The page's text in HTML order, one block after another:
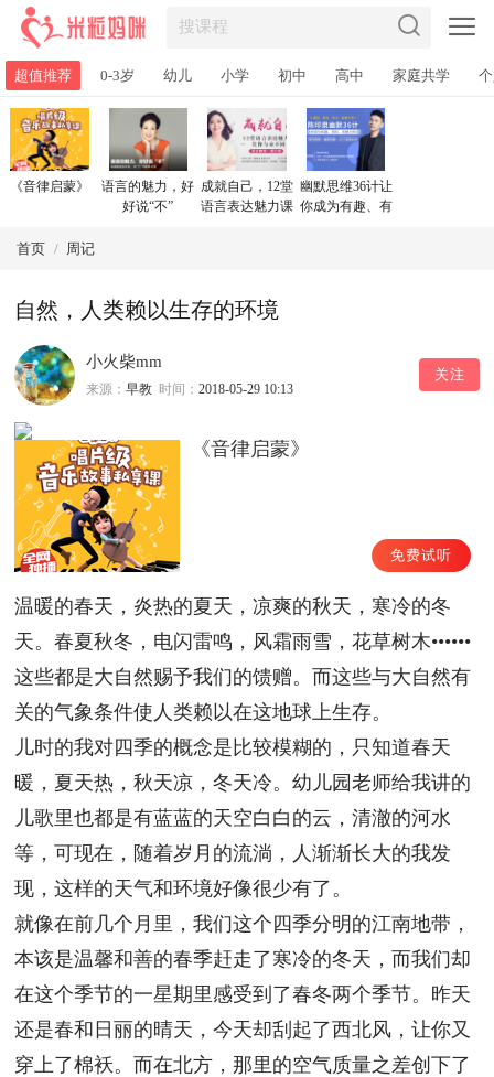
超值推荐 0-3岁 幼儿 小学 初中 高中 家庭共学
《音律启蒙》
语言的魅力，好
好说“不”
成就自己，12堂
语言表达魅力课
幽默思维36计让
你成为有趣、有
首页 / 周记
自然，人类赖以生存的环境
小火柴mm
关注
来源： 早教 时间： 2018-05-29 10:13
《音律启蒙》
免费试听
温暖的春天，炎热的夏天，凉爽的秋天，寒冷的冬
天。春夏秋冬，电闪雷鸣，风霜雨雪，花草树木••••••
这些都是大自然赐予我们的馈赠。而这些与大自然有
关的气象条件使人类赖以在这地球上生存。
儿时的我对四季的概念是比较模糊的，只知道春天
暖，夏天热，秋天凉，冬天冷。幼儿园老师给我讲的
儿歌里也都是有蓝蓝的天空白白的云，清澈的河水
等，可现在，随着岁月的流淌，人渐渐长大的我发
现，这样的天气和环境好像很少有了。
就像在前几个月里，我们这个四季分明的江南地带，
本该是温馨和善的春季赶走了寒冷的冬天，而我们却
在这个季节的一星期里感受到了春冬两个季节。昨天
还是春和日丽的晴天，今天却刮起了西北风，让你又
穿上了棉袄。而在北方，那里的空气质量之差创下了